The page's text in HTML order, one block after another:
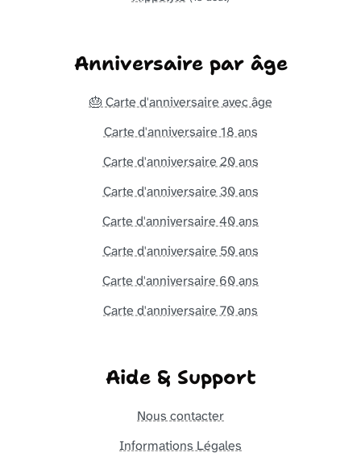
Anniversaire par âge
🎂 Carte d'anniversaire avec âge
Carte d'anniversaire 18 ans
Carte d'anniversaire 20 ans
Carte d'anniversaire 30 ans
Carte d'anniversaire 40 ans
Carte d'anniversaire 50 ans
Carte d'anniversaire 60 ans
Carte d'anniversaire 70 ans
Aide & Support
Nous contacter
Informations Légales